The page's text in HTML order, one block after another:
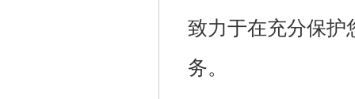
致力于在充分保护
务。